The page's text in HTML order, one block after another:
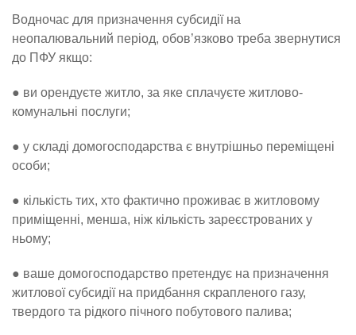
Водночас для призначення субсидії на
неопалювальний період, обов’язково треба звернутися
до ПФУ якщо:
● ви орендуєте житло, за яке сплачуєте житлово-
комунальні послуги;
● у складі домогосподарства є внутрішньо переміщені
особи;
● кількість тих, хто фактично проживає в житловому
приміщенні, менша, ніж кількість зареєстрованих у
ньому;
● ваше домогосподарство претендує на призначення
житлової субсидії на придбання скрапленого газу,
твердого та рідкого пічного побутового палива;